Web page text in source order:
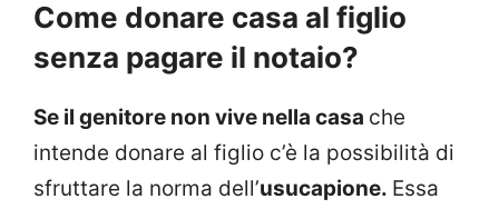
Come donare casa al figlio
senza pagare il notaio?
Se il genitore non vive nella casa che
intende donare al figlio c’è la possibilità di
sfruttare la norma dell’usucapione. Essa